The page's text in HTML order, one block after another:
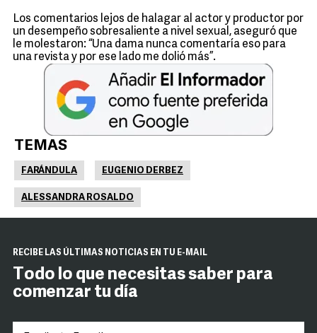
Los comentarios lejos de halagar al actor y productor por
un desempeño sobresaliente a nivel sexual, aseguró que
le molestaron: “Una dama nunca comentaría eso para
una revista y por ese lado me dolió más”.
TEMAS
FARÁNDULA EUGENIO DERBEZ
ALESSANDRA ROSALDO
RECIBE LAS ÚLTIMAS NOTICIAS EN TU E-MAIL
Todo lo que necesitas saber para
comenzar tu día